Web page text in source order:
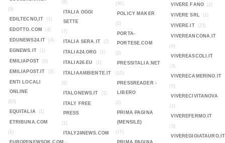
(9)
EDILTECNO,IT
(1)
EDOTTO.COM (4)
EDUNEWS24.IT (4)
EGNEWS.IT (1)
EMILIAPOST (0)
EMILIAPOST.IT (3)
ENTI LOCALI
ONLINE
(93)
EQUITALIA
(1)
ETRIBUNA.COM
(1)
(8)
ITALIA OGGI
SETTE
(7)
ITALIA SERA.IT
(2)
ITALIA24.ORG (1)
ITALIA26.EU (1)
ITALIAAMBIENTE.IT
(9)
ITALONEWS.IT
(1)
ITALY FREE
PRESS
(1)
ITALY24NEWS.COM
(30)
POLICY MAKER
(1)
PORTA-
PORTESE.COM
(2)
PRESSITALIA.NET
(10)
PRESSREADER -
LIBERO
(2)
PRIMA PAGINA
(MENSILE)
(17)
VIVERE FANO
(1)
VIVERE SRL (1)
VIVERE.IT (23)
VIVEREANCONA.IT
(4)
VIVEREASCOLI.IT
(3)
VIVERECAMERINO.IT
(5)
VIVERECIVITANOVA
(1)
VIVEREFERMO.IT
(3)
VIVEREGIOIATAURO.IT